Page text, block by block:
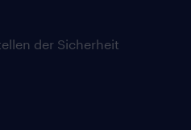
der Sicherheit